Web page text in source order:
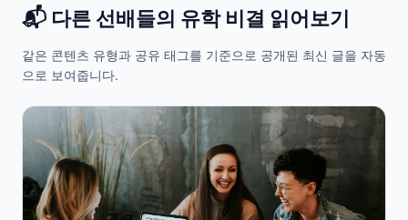
📬 다른 선배들의 유학 비결 읽어보기
같은 콘텐츠 유형과 공유 태그를 기준으로 공개된 최신 글을 자동
으로 보여줍니다.